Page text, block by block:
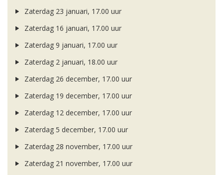
Zaterdag 23 januari, 17.00 uur
Zaterdag 16 januari, 17.00 uur
Zaterdag 9 januari, 17.00 uur
Zaterdag 2 januari, 18.00 uur
Zaterdag 26 december, 17.00 uur
Zaterdag 19 december, 17.00 uur
Zaterdag 12 december, 17.00 uur
Zaterdag 5 december, 17.00 uur
Zaterdag 28 november, 17.00 uur
Zaterdag 21 november, 17.00 uur